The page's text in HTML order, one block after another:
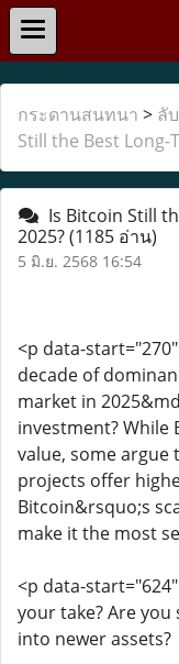
กระดานสนทนา > ลั
Still the Best
Is Bitcoin Still
2025?(1185 อ่าน)
5 มิ.ย. 2568 16:54
<p data-
decade of
market in
investment? While
value, some argue
projects offer
Bitcoin&rsquo;s
make it the most
<p data-
your take? Are
into newer assets?